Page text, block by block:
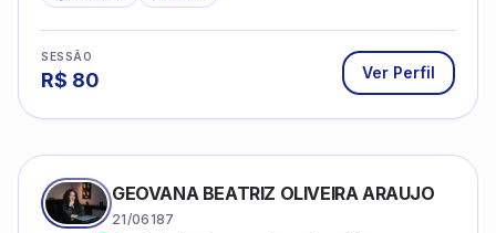
SESSÃO
R$ 80 Ver Perfil
GEOVANA BEATRIZ OLIVEIRA ARAUJO
21/06187